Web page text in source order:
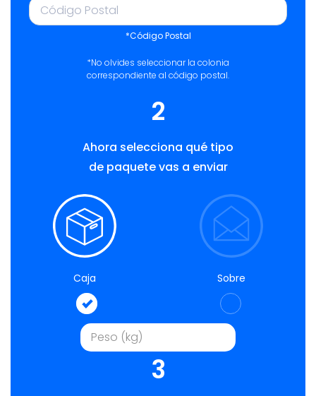
*Código Postal
*No olvides seleccionar la colonia
correspondiente al código postal.
2
Ahora selecciona qué tipo
de paquete vas a enviar
Caja Sobre
3